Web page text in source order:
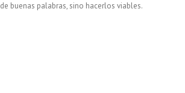
de buenas palabras, sino hacerlos viables.